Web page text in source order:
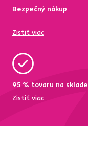
Bezpečný nákup
Zistiť viac
95 % tovaru na sklade
Zistiť viac